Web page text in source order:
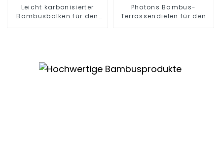
Leicht karbonisierter
Bambusbalken für den
Photons Bambus-
Terrassendielen für den